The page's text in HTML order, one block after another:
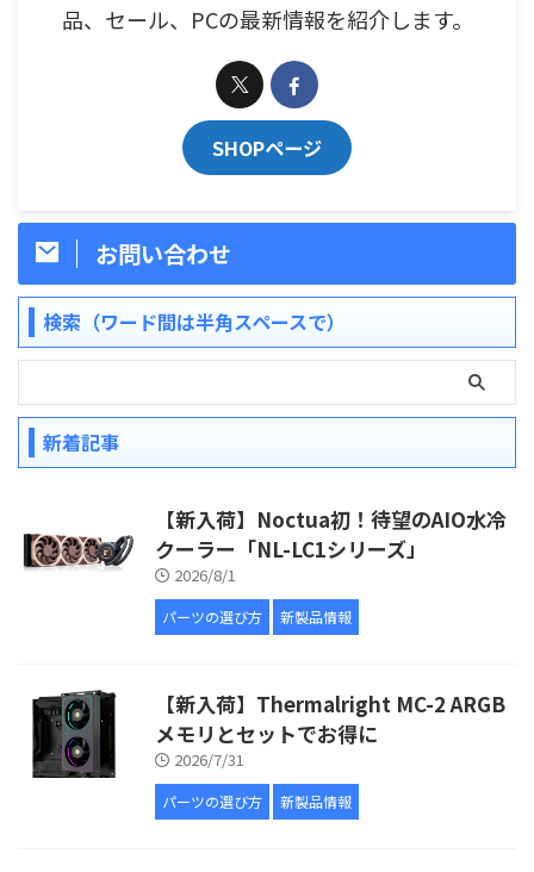
品、セール、PCの最新情報を紹介します。
SHOPページ
お問い合わせ
検索（ワード間は半角スペースで）
新着記事
【新入荷】Noctua初！待望のAIO水冷
クーラー「NL-LC1シリーズ」
2026/8/1
パーツの選び方 新製品情報
【新入荷】Thermalright MC-2 ARGB
メモリとセットでお得に
2026/7/31
パーツの選び方 新製品情報